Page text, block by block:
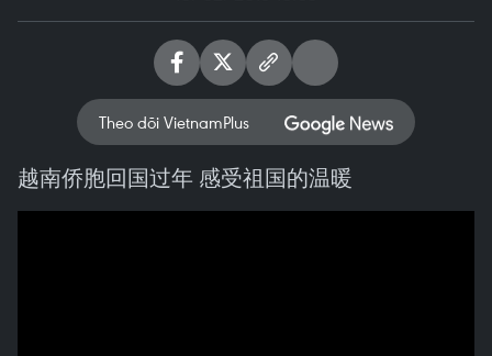
Theo dõi VietnamPlus
越南侨胞回国过年 感受祖国的温暖